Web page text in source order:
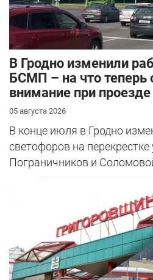
В Гродно изменили
БСМП – на что теперь
внимание при проезде
05 августа 2026
В конце июля в Гродно
светофоров на перекрестке
Пограничников и